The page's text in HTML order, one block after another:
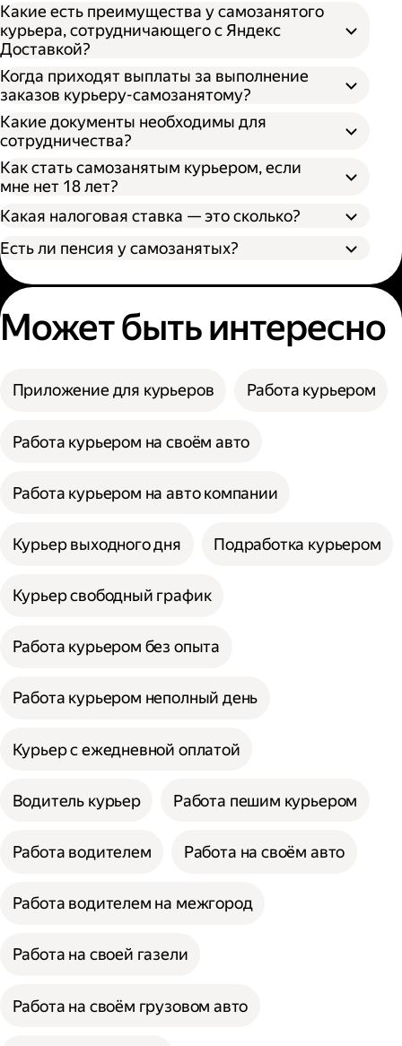
Какие есть преимущества у самозанятого
курьера, сотрудничающего с Яндекс
Доставкой?
Когда приходят выплаты за выполнение
заказов курьеру-самозанятому?
Какие документы необходимы для
сотрудничества?
Как стать самозанятым курьером, если
мне нет 18 лет?
Какая налоговая ставка — это сколько?
Есть ли пенсия у самозанятых?
Может быть интересно
Приложение для курьеров Работа курьером
Работа курьером на своём авто
Работа курьером на авто компании
Курьер выходного дня Подработка курьером
Курьер свободный график
Работа курьером без опыта
Работа курьером неполный день
Курьер с ежедневной оплатой
Водитель курьер Работа пешим курьером
Работа водителем Работа на своём авто
Работа водителем на межгород
Работа на своей газели
Работа на своём грузовом авто